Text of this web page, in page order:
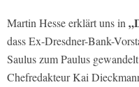
Martin Hesse erklärt uns in
dass Ex-Dresdner-Bank-
Saulus zum Paulus
Chefredakteur Kai